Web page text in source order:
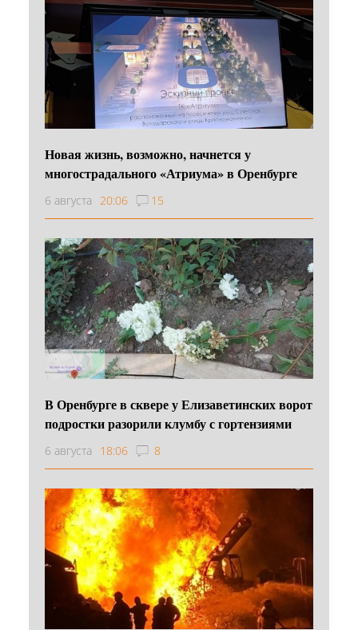
Новая жизнь, возможно, начнется у
многострадального «Атриума» в Оренбурге
6 августа 20:06 15
В Оренбурге в сквере у Елизаветинских ворот
подростки разорили клумбу с гортензиями
6 августа 18:06 8